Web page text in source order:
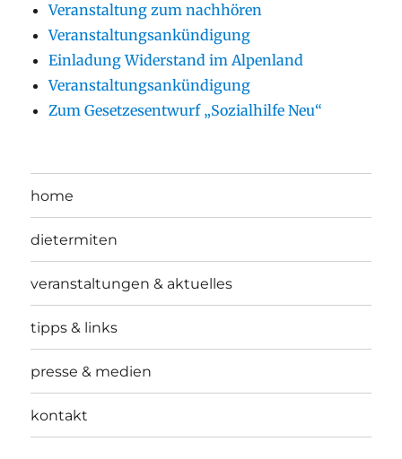
Veranstaltung zum nachhören
Veranstaltungsankündigung
Einladung Widerstand im Alpenland
Veranstaltungsankündigung
Zum Gesetzesentwurf „Sozialhilfe Neu“
home
dietermiten
veranstaltungen & aktuelles
tipps & links
presse & medien
kontakt